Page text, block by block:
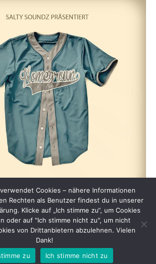
Events in Halle (Saale) | Copyright © 2013 -
2025
Cookies – nähere Informationen
Rechten als Benutzer findest du in unserer
Klicke auf „Ich stimme zu“, um Cookies
oder auf "Ich stimme nicht zu", um nicht
von Drittanbietern abzulehnen. Vielen
Dank!
zu
Ich stimme nicht zu